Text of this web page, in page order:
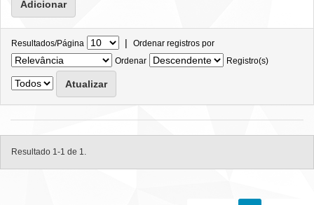
Resultados/Página | Ordenar registros por
Ordenar
Registro(s)
Resultado 1-1 de 1.